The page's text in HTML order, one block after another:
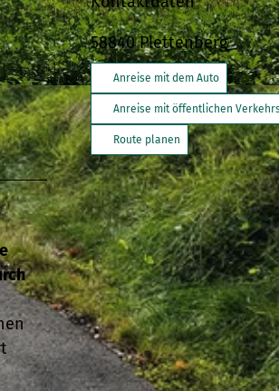
BY-SA
58840Plettenberg
Anreise mit dem Auto
Anreise mit öffentlichen
Route planen